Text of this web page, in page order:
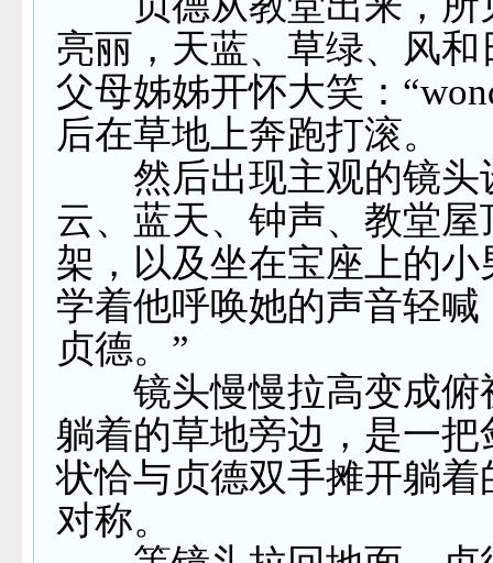
亮丽，天蓝、草绿、风和
父母姊姊开怀大笑：“
后在草地上奔跑打滚。
然后出现主观的镜头
云、蓝天、钟声、教堂屋
架，以及坐在宝座上的小
学着他呼唤她的声音轻喊
贞德。”
镜头慢慢拉高变成俯
躺着的草地旁边，是一把
状恰与贞德双手摊开躺着
对称。